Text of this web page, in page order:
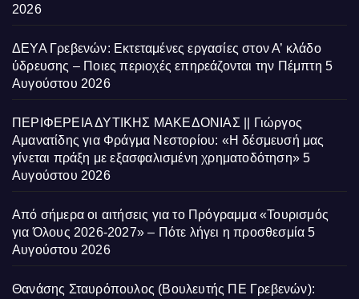
2026
ΔΕΥΑ Γρεβενών: Εκτεταμένες εργασίες στον Α’ κλάδο
ύδρευσης – Ποιες περιοχές επηρεάζονται την Πέμπτη 5
Αυγούστου 2026
ΠΕΡΙΦΕΡΕΙΑ ΔΥΤΙΚΗΣ ΜΑΚΕΔΟΝΙΑΣ || Γιώργος
Αμανατίδης για Φράγμα Νεστορίου: «Η δέσμευσή μας
γίνεται πράξη με εξασφαλισμένη χρηματοδότηση» 5
Αυγούστου 2026
Από σήμερα οι αιτήσεις για το Πρόγραμμα «Τουρισμός
για Όλους 2026-2027» – Πότε λήγει η προσθεσμία 5
Αυγούστου 2026
Θανάσης Σταυρόπουλος (Βουλευτής ΠΕ Γρεβενών):